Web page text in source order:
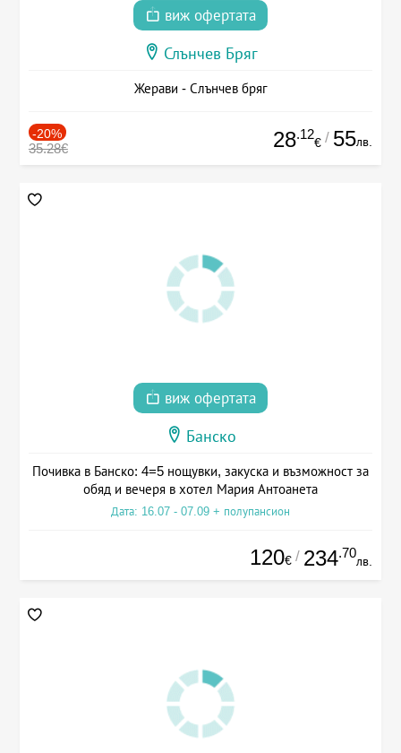
виж офертата
Слънчев Бряг
Жерави - Слънчев бряг
-20%
35.28€ 28.12
€ / 55лв.
виж офертата
Банско
Почивка в Банско: 4=5 нощувки, закуска и възможност за
обяд и вечеря в хотел Мария Антоанета
Дата: 16.07 - 07.09 + полупансион
120€ / 234.70
лв.